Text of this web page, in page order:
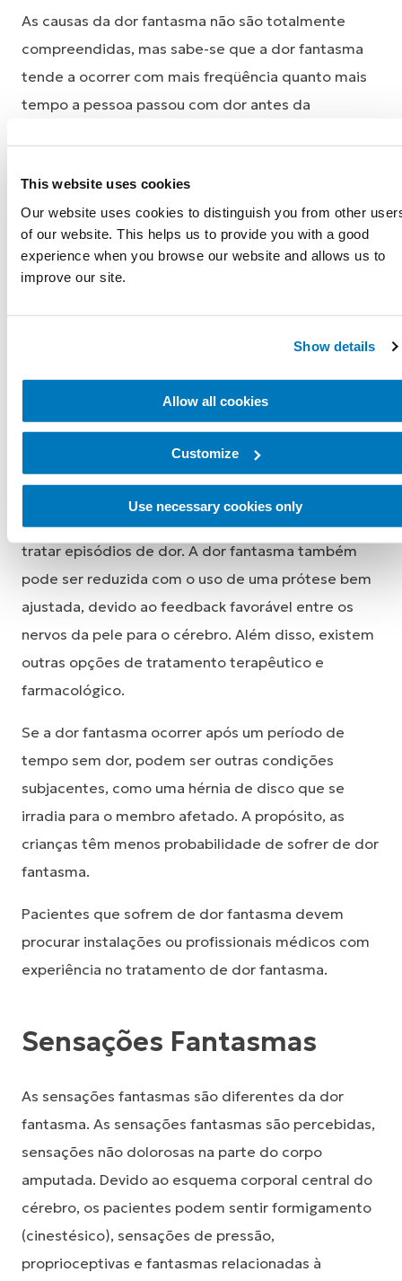
This website uses cookies
Our website uses cookies to distinguish you from other
of our website. This helps us to provide you with a good
experience when you browse our website and allows us to
improve our site.
Show details
Allow all cookies
Customize
Use necessary cookies only
As causas da dor fantasma não são totalmente
compreendidas, mas sabe-se que a dor fantasma
tende a ocorrer com mais freqüência quanto mais
tempo a pessoa passou com dor antes da
diferentes. Alguns fatores de influência incluem
estresse, mudanças climáticas, exposição ao frio,
irritações mecânicas, urinar ou defecar.
O manejo da dor antes da cirurgia de amputação e
/ ou certas técnicas cirúrgicas realizadas sob
anestesia geral foram documentadas para reduzir a
fantasma são uma operação bem executada e um
tratamento precoce e consistente da dor.
e terapia de compressão podem ser usados ​​para
tratar episódios de dor. A dor fantasma também
pode ser reduzida com o uso de uma prótese bem
ajustada, devido ao feedback favorável entre os
nervos da pele para o cérebro. Além disso, existem
outras opções de tratamento terapêutico e
farmacológico.
Se a dor fantasma ocorrer após um período de
tempo sem dor, podem ser outras condições
subjacentes, como uma hérnia de disco que se
irradia para o membro afetado. A propósito, as
crianças têm menos probabilidade de sofrer de dor
fantasma.
Pacientes que sofrem de dor fantasma devem
procurar instalações ou profissionais médicos com
experiência no tratamento de dor fantasma.
Sensações Fantasmas
As sensações fantasmas são diferentes da dor
fantasma. As sensações fantasmas são percebidas,
sensações não dolorosas na parte do corpo
amputada. Devido ao esquema corporal central do
cérebro, os pacientes podem sentir formigamento
(cinestésico), sensações de pressão,
proprioceptivas e fantasmas relacionadas à